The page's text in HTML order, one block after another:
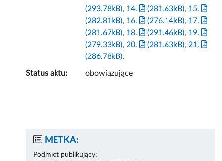
(293.78kB), 14. (281.63kB), 15.
(282.81kB), 16. (276.14kB), 17.
(281.67kB), 18. (291.46kB), 19.
(279.33kB), 20. (281.63kB), 21.
(286.78kB),
Status aktu: obowiązujące
METKA:
Podmiot publikujący: